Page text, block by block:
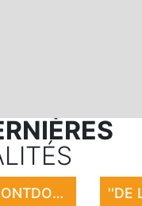
FÊTE DE MONTDOUMERC